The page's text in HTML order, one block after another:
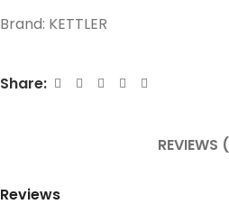
Brand: KETTLER
Share:
REVIEWS
Reviews